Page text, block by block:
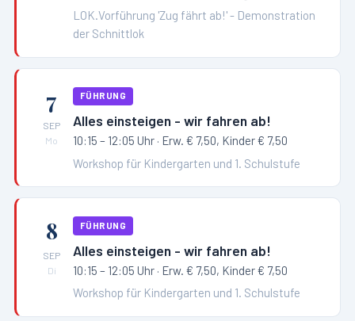
LOK.Vorführung 'Zug fährt ab!' - Demonstration
der Schnittlok
7
SEP
Mo
FÜHRUNG
Alles einsteigen - wir fahren ab!
10:15 – 12:05 Uhr · Erw. € 7,50, Kinder € 7,50
Workshop für Kindergarten und 1. Schulstufe
8
SEP
Di
FÜHRUNG
Alles einsteigen - wir fahren ab!
10:15 – 12:05 Uhr · Erw. € 7,50, Kinder € 7,50
Workshop für Kindergarten und 1. Schulstufe